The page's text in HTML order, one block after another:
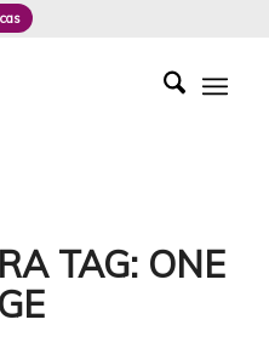
TAG: ONE